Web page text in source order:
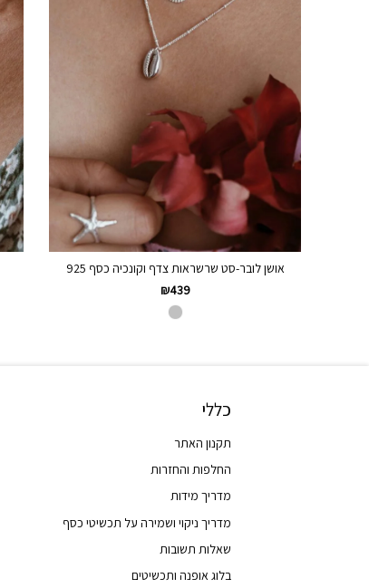
אושן לובר-סט שרשראות צדף וקונכיה כסף 925
₪439
כללי
תקנון האתר
החלפות והחזרות
מדריך מידות
מדריך ניקוי ושמירה על תכשיטי כסף
שאלות תשובות
בלוג אופנה ותכשיטים